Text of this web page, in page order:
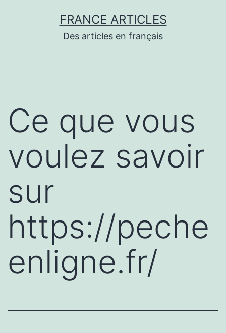
FRANCE ARTICLES
Des articles en français
Ce que vous
voulez savoir
sur
https://peche
enligne.fr/